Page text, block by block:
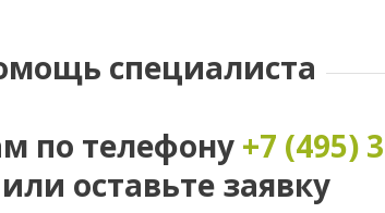
специалиста
по телефону +7 (495)
или оставьте заявку